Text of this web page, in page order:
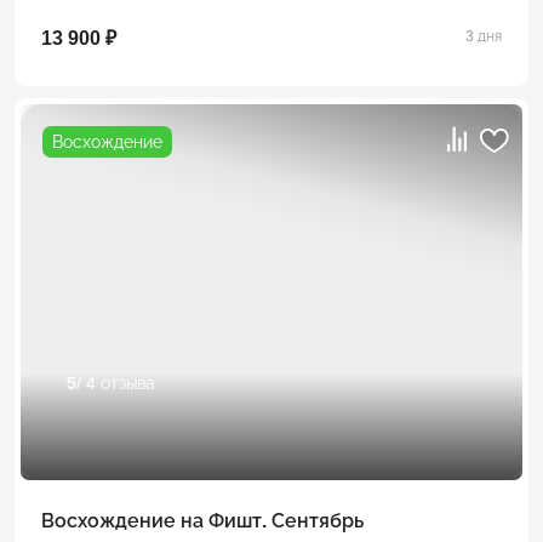
13 900 ₽ 3 дня
Восхождение
5/ 4 отзыва
Восхождение на Фишт. Сентябрь